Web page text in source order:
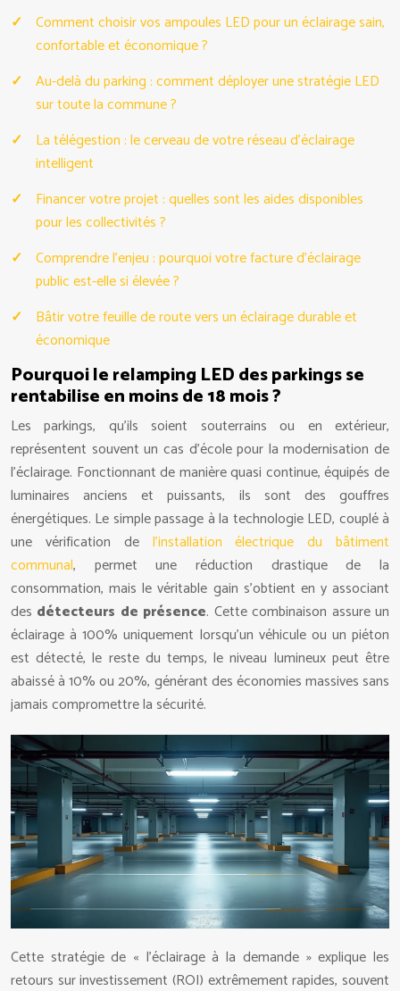
Comment choisir vos ampoules LED pour un éclairage sain,
confortable et économique ?
Au-delà du parking : comment déployer une stratégie LED
sur toute la commune ?
La télégestion : le cerveau de votre réseau d’éclairage
intelligent
Financer votre projet : quelles sont les aides disponibles
pour les collectivités ?
Comprendre l’enjeu : pourquoi votre facture d’éclairage
public est-elle si élevée ?
Bâtir votre feuille de route vers un éclairage durable et
économique
Pourquoi le relamping LED des parkings se
rentabilise en moins de 18 mois ?
Les parkings, qu’ils soient souterrains ou en extérieur,
représentent souvent un cas d’école pour la modernisation de
l’éclairage. Fonctionnant de manière quasi continue, équipés de
luminaires anciens et puissants, ils sont des gouffres
énergétiques. Le simple passage à la technologie LED, couplé à
une vérification de l’installation électrique du bâtiment
communal, permet une réduction drastique de la
consommation, mais le véritable gain s’obtient en y associant
des détecteurs de présence. Cette combinaison assure un
éclairage à 100% uniquement lorsqu’un véhicule ou un piéton
est détecté, le reste du temps, le niveau lumineux peut être
abaissé à 10% ou 20%, générant des économies massives sans
jamais compromettre la sécurité.
Cette stratégie de « l’éclairage à la demande » explique les
retours sur investissement (ROI) extrêmement rapides, souvent